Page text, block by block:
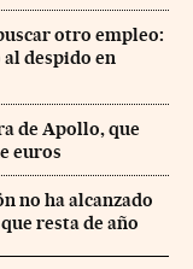
otro empleo:
al despido en
de Apollo, que
euros
no ha alcanzado
resta de año